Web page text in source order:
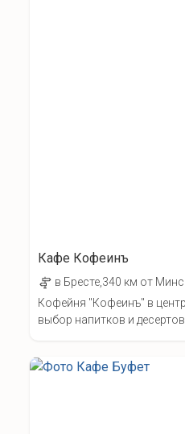
Кафе Кофеинъ
в Бресте,340 км от
Кофейня "Кофеинъ" в
выбор напитков и десертов,